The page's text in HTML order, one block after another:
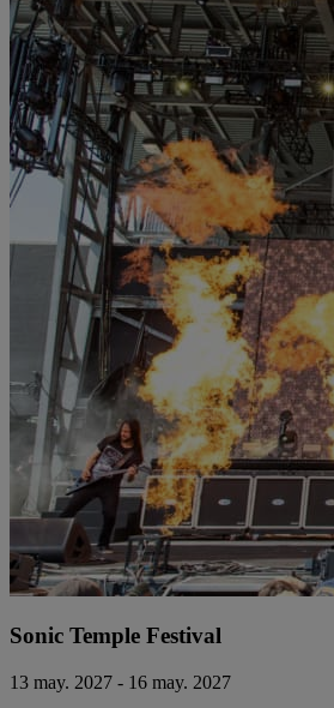
Sonic Temple Festival
13 may. 2027 - 16 may. 2027